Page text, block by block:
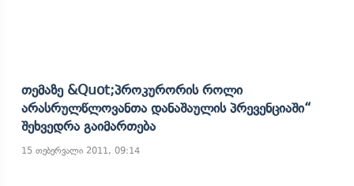
Თემაზე &quot;პროკურორის Როლი
Არასრულწლოვანთა Დანაშაულის Პრევენციაში“
Შეხვედრა Გაიმართება
15 თებერვალი 2011, 09:14